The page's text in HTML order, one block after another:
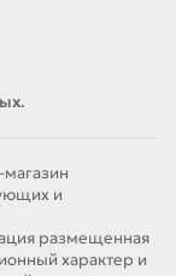
и
размещенная
характер и